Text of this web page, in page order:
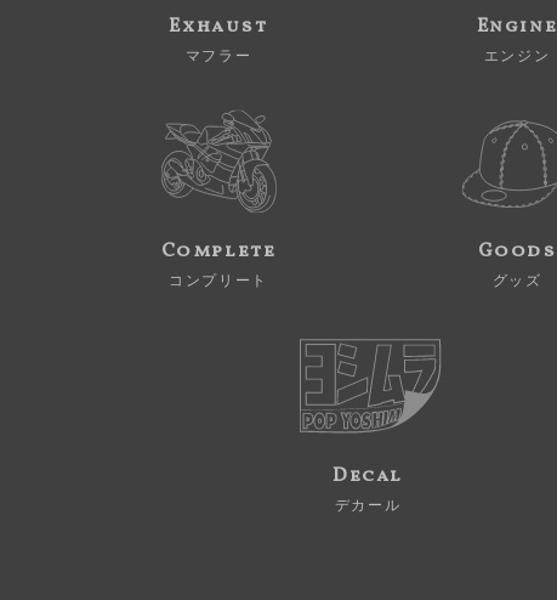
Exhaust
マフラー
Engine
エンジン
Complete
コンプリート
Goods
グッズ
Decal
デカール